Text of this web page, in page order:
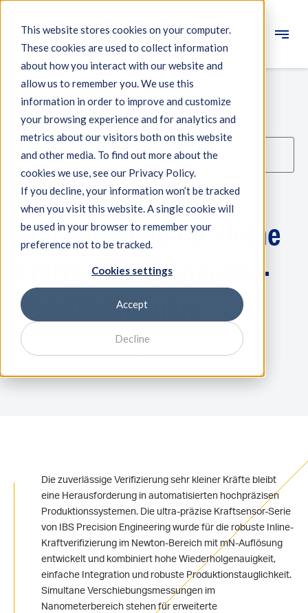
This website stores cookies on your computer.
These cookies are used to collect information
about how you interact with our website and
allow us to remember you. We use this
information in order to improve and customize
your browsing experience and for analytics and
metrics about our visitors both on this website
and other media. To find out more about the
cookies we use, see our Privacy Policy.
If you decline, your information won’t be tracked
when you visit this website. A single cookie will
be used in your browser to remember your
preference not to be tracked.
Cookies settings
Accept
Decline
Engineering
Messsysteme
Maschinenqualifikation
Komponenten
Expertise
Über IBS
Nachrichten
Systems
Equipment
Measurement
Ultra-präzise
Kraftmessung für kleine
Kräfte und Nanometer-
Verschiebungen
3 Minuten lesen - Veröffentlicht auf May 29, 2026
Die zuverlässige Verifizierung sehr kleiner Kräfte bleibt
eine Herausforderung in automatisierten hochpräzisen
Produktionssystemen. Die ultra-präzise Kraftsensor-Serie
von IBS Precision Engineering wurde für die robuste Inline-
Kraftverifizierung im Newton-Bereich mit mN-Auflösung
entwickelt und kombiniert hohe Wiederholgenauigkeit,
einfache Integration und robuste Produktionstauglichkeit.
Simultane Verschiebungsmessungen im
Nanometerbereich stehen für erweiterte